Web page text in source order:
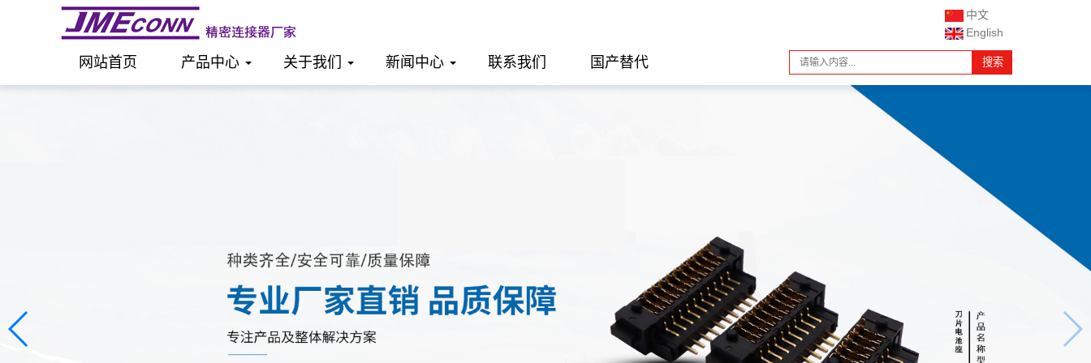
中文
English
网站首页 产品中心 关于我们 新闻中心 联系我们 国产替代 搜索